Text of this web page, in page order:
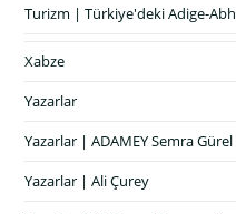
Turizm | Türkiye'deki Adige-
Xabze
Yazarlar
Yazarlar | ADAMEY Semra Gürel
Yazarlar | Ali Çurey